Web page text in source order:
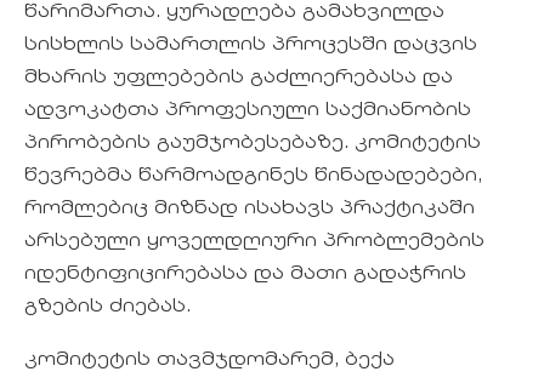
წარიმართა. ყურადღება გამახვილდა
სისხლის სამართლის პროცესში დაცვის
მხარის უფლებების გაძლიერებასა და
ადვოკატთა პროფესიული საქმიანობის
პირობების გაუმჯობესებაზე. კომიტეტის
წევრებმა წარმოადგინეს წინადადებები,
რომლებიც მიზნად ისახავს პრაქტიკაში
არსებული ყოველდღიური პრობლემების
იდენტიფიცირებასა და მათი გადაჭრის
გზების ძიებას.
კომიტეტის თავმჯდომარემ, ბექა